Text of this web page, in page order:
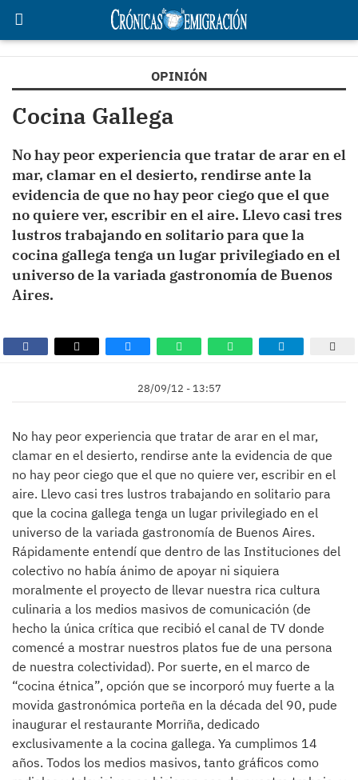
OPINIÓN
Cocina Gallega
No hay peor experiencia que tratar de arar en el
mar, clamar en el desierto, rendirse ante la
evidencia de que no hay peor ciego que el que
no quiere ver, escribir en el aire. Llevo casi tres
lustros trabajando en solitario para que la
cocina gallega tenga un lugar privilegiado en el
universo de la variada gastronomía de Buenos
Aires.
28/09/12 - 13:57
No hay peor experiencia que tratar de arar en el mar,
clamar en el desierto, rendirse ante la evidencia de que
no hay peor ciego que el que no quiere ver, escribir en el
aire. Llevo casi tres lustros trabajando en solitario para
que la cocina gallega tenga un lugar privilegiado en el
universo de la variada gastronomía de Buenos Aires.
Rápidamente entendí que dentro de las Instituciones del
colectivo no había ánimo de apoyar ni siquiera
moralmente el proyecto de llevar nuestra rica cultura
culinaria a los medios masivos de comunicación (de
hecho la única crítica que recibió el canal de TV donde
comencé a mostrar nuestros platos fue de una persona
de nuestra colectividad). Por suerte, en el marco de
“cocina étnica”, opción que se incorporó muy fuerte a la
movida gastronómica porteña en la década del 90, pude
inaugurar el restaurante Morriña, dedicado
exclusivamente a la cocina gallega. Ya cumplimos 14
años. Todos los medios masivos, tanto gráficos como